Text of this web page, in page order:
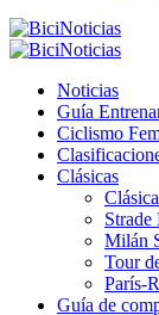
Noticias
Guía
Ciclismo
Clásicas
Strade
Milán
Tour
París-
Guía de